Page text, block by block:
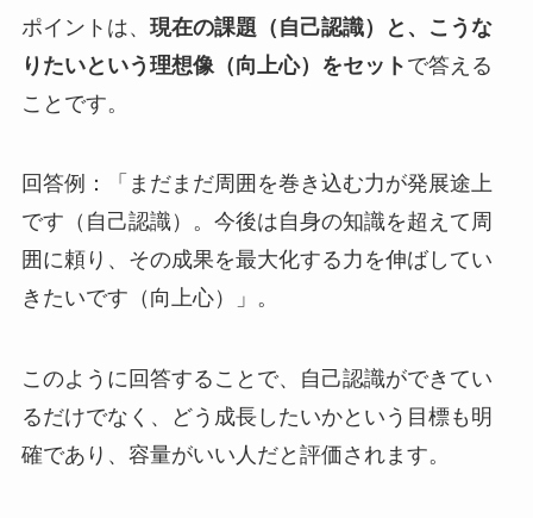
ポイントは、 現在の課題（自己認識）と、こうな
りたいという理想像（向上心）をセット で答える
ことです。
回答例：「まだまだ周囲を巻き込む力が発展途上
です（自己認識）。今後は自身の知識を超えて周
囲に頼り、その成果を最大化する力を伸ばしてい
きたいです（向上心）」。
このように回答することで、自己認識ができてい
るだけでなく、どう成長したいかという目標も明
確であり、容量がいい人だと評価されます。